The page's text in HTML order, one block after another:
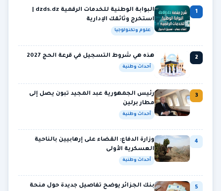
1
استخرج وثائقك الإدارية
علوم وتكنولوجيا
2 هذه هي شروط التسجيل في قرعة الحج 2027
أحداث وطنية
3
رئيس الجمهورية عبد المجيد تبون يصل إلى
مطار برلين
أحداث وطنية
4
وزارة الدفاع: القضاء على إرهابيين بالناحية
العسكرية الأولى
أحداث وطنية
5
بنك الجزائر يوضح تفاصيل جديدة حول منحة